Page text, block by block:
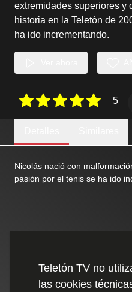
extremidades superiores y
historia en la Teletón de
ha ido incrementando.
5
Nicolás nació con
pasión por el tenis se ha ido
Teletón TV no
las cookies